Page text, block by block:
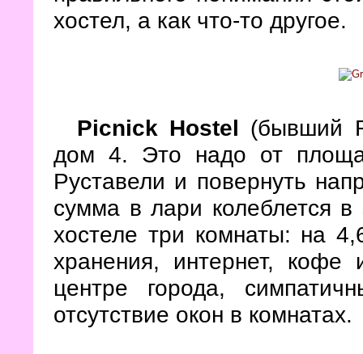
хостел, а как что-то другое.
Picnick Hostel (бывший
дом 4. Это надо от
Руставели и повернуть
сумма в лари колеблется
хостеле три комнаты: на
хранения, интернет,
центре города,
отсутствие окон в комнатах.